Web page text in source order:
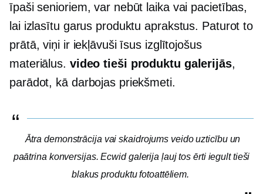
īpaši senioriem, var nebūt laika vai pacietības,
lai izlasītu garus produktu aprakstus. Paturot to
prātā, viņi ir iekļāvuši īsus izglītojošus
materiālus. video tieši produktu galerijās,
parādot, kā darbojas priekšmeti.
Ātra demonstrācija vai skaidrojums veido uzticību un
paātrina konversijas. Ecwid galerija ļauj tos ērti iegult tieši
blakus produktu fotoattēliem.